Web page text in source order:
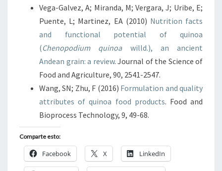
Vega-Galvez, A; Miranda, M; Vergara, J; Uribe, E;
Puente, L; Martinez, EA (2010) Nutrition facts
and functional potential of quinoa
(Chenopodium quinoawilld.), an ancient
Andean grain: a review. Journal of the Science of
Food and Agriculture, 90, 2541-2547.
Wang, SN; Zhu, F (2016) Formulation and quality
attributes of quinoa food products. Food and
Bioprocess Technology, 9, 49-68.
Comparte esto:
Facebook X LinkedIn